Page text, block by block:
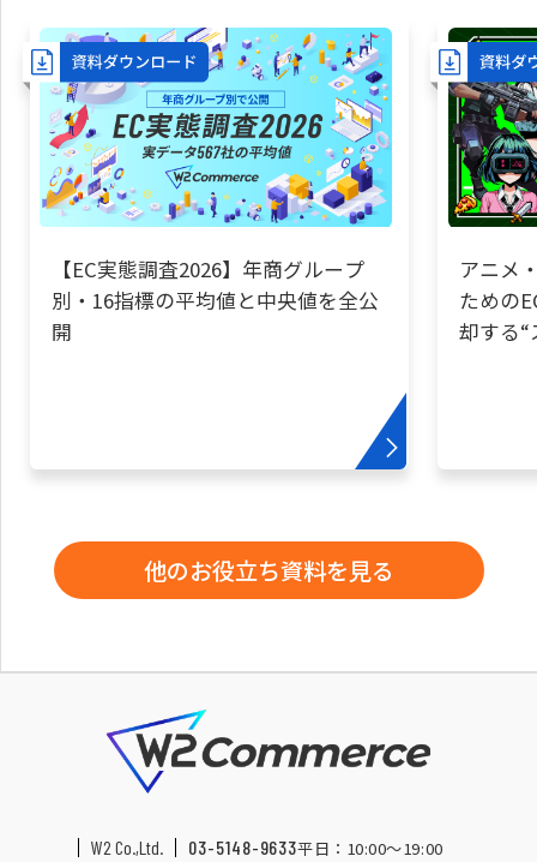
【EC実態調査2026】年商グループ
別・16指標の平均値と中央値を全公
開
アニメ
ための
却する
他のお役立ち資料を見る
W2 Co.,Ltd. 03-5148-9633平日：10:00〜19:00